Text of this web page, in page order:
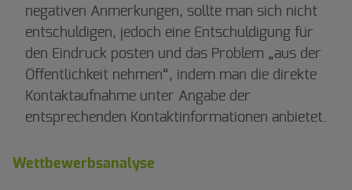
negativen Anmerkungen, sollte man sich nicht
entschuldigen, jedoch eine Entschuldigung für
den Eindruck posten und das Problem „aus der
Öffentlichkeit nehmen“, indem man die direkte
Kontaktaufnahme unter Angabe der
entsprechenden Kontaktinformationen anbietet.
Wettbewerbsanalyse